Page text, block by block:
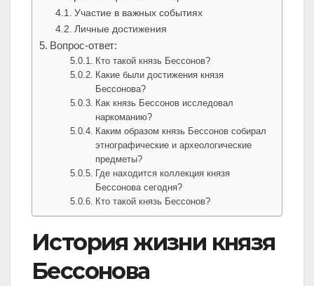
Участие в важных событиях
Личные достижения
Вопрос-ответ:
Кто такой князь Бессонов?
Какие были достижения князя
Бессонова?
Как князь Бессонов исследовал
наркоманию?
Каким образом князь Бессонов собирал
этнографические и археологические
предметы?
Где находится коллекция князя
Бессонова сегодня?
Кто такой князь Бессонов?
История жизни князя
Бессонова